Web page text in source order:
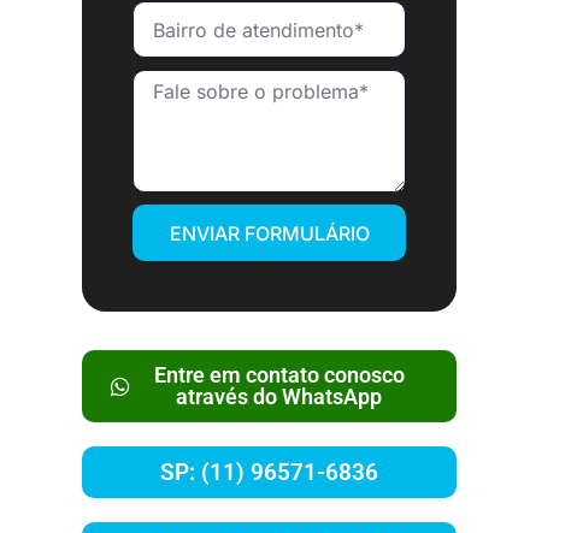
ENVIAR FORMULÁRIO
Entre em contato conosco
através do WhatsApp
SP: (11) 96571-6836